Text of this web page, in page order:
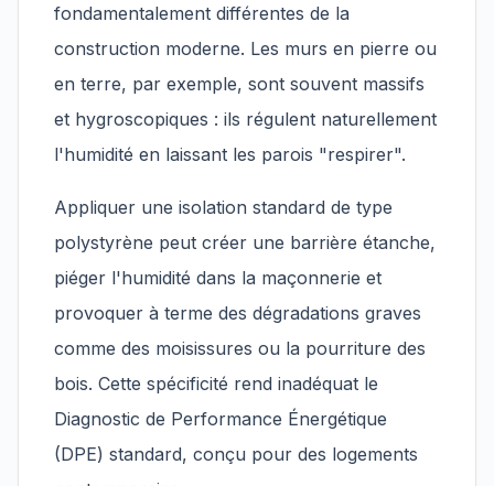
fondamentalement différentes de la
construction moderne. Les murs en pierre ou
en terre, par exemple, sont souvent massifs
et hygroscopiques : ils régulent naturellement
l'humidité en laissant les parois "respirer".
Appliquer une isolation standard de type
polystyrène peut créer une barrière étanche,
piéger l'humidité dans la maçonnerie et
provoquer à terme des dégradations graves
comme des moisissures ou la pourriture des
bois. Cette spécificité rend inadéquat le
Diagnostic de Performance Énergétique
(DPE) standard, conçu pour des logements